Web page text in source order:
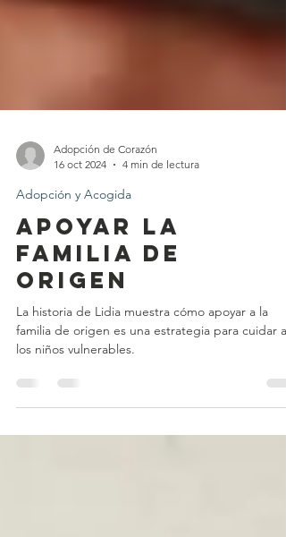
Adopción de Corazón
16 oct 2024
Adopción y Acogida
Apoyar la
familia de
origen
La historia de Lidia muestra cómo apoyar a la
los niños vulnerables.